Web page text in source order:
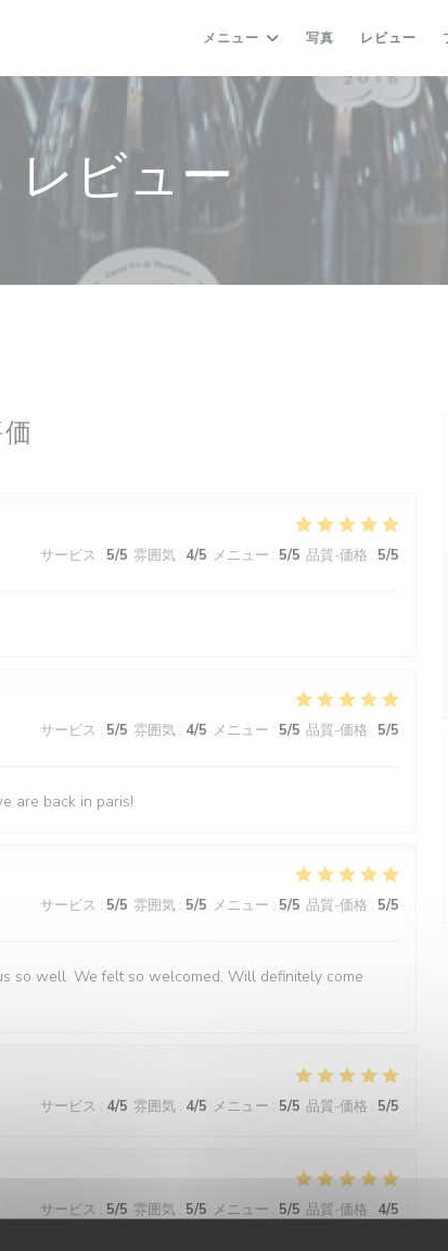
メニュー 写真 レビュー
レビュー
サービス : 5/5 雰囲気 : 4/5 メニュー : 5/5 品質-価格 : 5/5
サービス : 5/5 雰囲気 : 4/5 メニュー : 5/5 品質-価格 : 5/5
are back in paris!
サービス : 5/5 雰囲気 : 5/5 メニュー : 5/5 品質-価格 : 5/5
so well. We felt so welcomed. Will definitely come
サービス : 4/5 雰囲気 : 4/5 メニュー : 5/5 品質-価格 : 5/5
サービス : 5/5 雰囲気 : 5/5 メニュー : 5/5 品質-価格 : 4/5